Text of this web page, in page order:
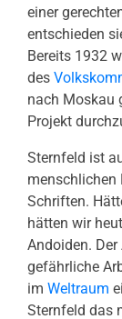
einer
entschieden
Bereits 1932
des
nach Moskau
Projekt
Sternfeld ist
menschlichen
Schriften.
hätten wir
Andoiden.
gefährliche
im Weltraum
Sternfeld das